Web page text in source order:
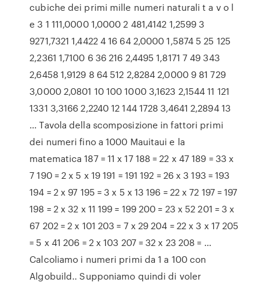
cubiche dei primi mille numeri naturali t a v o l
e 3 1 111,0000 1,0000 2 481,4142 1,2599 3
9271,7321 1,4422 4 16 64 2,0000 1,5874 5 25 125
2,2361 1,7100 6 36 216 2,4495 1,8171 7 49 343
2,6458 1,9129 8 64 512 2,8284 2,0000 9 81 729
3,0000 2,0801 10 100 1000 3,1623 2,1544 11 121
1331 3,3166 2,2240 12 144 1728 3,4641 2,2894 13
… Tavola della scomposizione in fattori primi
dei numeri fino a 1000 Mauitaui e la
matematica 187 = 11 x 17 188 = 22 x 47 189 = 33 x
7 190 = 2 x 5 x 19 191 = 191 192 = 26 x 3 193 = 193
194 = 2 x 97 195 = 3 x 5 x 13 196 = 22 x 72 197 = 197
198 = 2 x 32 x 11 199 = 199 200 = 23 x 52 201 = 3 x
67 202 = 2 x 101 203 = 7 x 29 204 = 22 x 3 x 17 205
= 5 x 41 206 = 2 x 103 207 = 32 x 23 208 = …
Calcoliamo i numeri primi da 1 a 100 con
Algobuild.. Supponiamo quindi di voler